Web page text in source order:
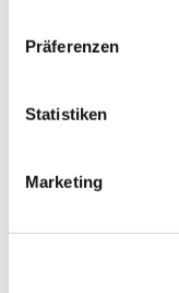
Präferenzen
Statistiken
Marketing